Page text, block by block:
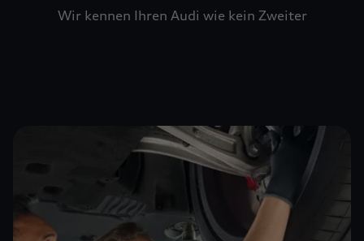
Wir kennen Ihren Audi wie kein Zweiter